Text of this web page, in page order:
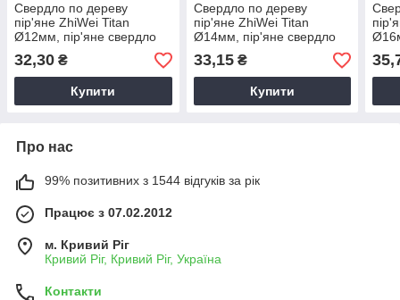
Свердло по дереву
пір'яне ZhiWei Titan
Ø12мм, пір'яне свердло
для дрелі, свердло для
работи по дереву
32,30 ₴
Купити
Свердло по дереву
пір'яне ZhiWei Titan
Ø14мм, пір'яне свердло
для дрелі, свердло для
работи по дереву
33,15₴
Купити
для
Про нас
99% позитивних з 1544 відгуків за рік
Працює з 07.02.2012
м. Кривий Ріг
Кривий Ріг, Кривий Ріг, Україна
Контакти